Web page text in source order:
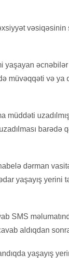
əcnəbilər
müvəqqəti və
barədə
dərman
yaşayış yerini
SMS
aldıqdan
yaşayış